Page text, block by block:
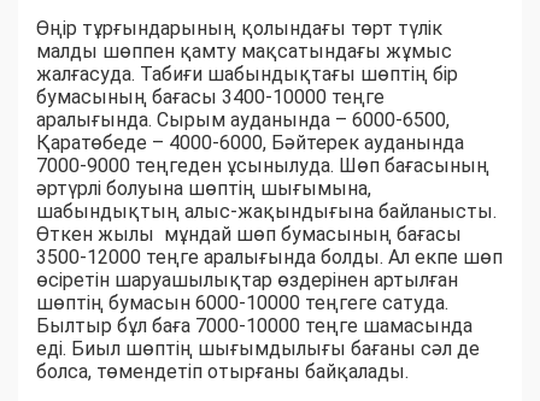
Өңір тұрғындарының қолындағы төрт түлік
малды шөппен қамту мақсатындағы жұмыс
жалғасуда. Табиғи шабындықтағы шөптің бір
бумасының бағасы 3400-10000 теңге
аралығында. Сырым ауданында – 6000-6500,
Қаратөбеде – 4000-6000, Бәйтерек ауданында
7000-9000 теңгеден ұсынылуда. Шөп бағасының
әртүрлі болуына шөптің шығымына,
шабындықтың алыс-жақындығына байланысты.
Өткен жылы мұндай шөп бумасының бағасы
3500-12000 теңге аралығында болды. Ал екпе шөп
өсіретін шаруашылықтар өздерінен артылған
шөптің бумасын 6000-10000 теңгеге сатуда.
Былтыр бұл баға 7000-10000 теңге шамасында
еді. Биыл шөптің шығымдылығы бағаны сәл де
болса, төмендетіп отырғаны байқалады.